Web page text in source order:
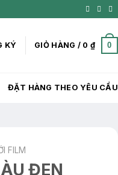
KÝ GIỎ HÀNG / 0 ₫ 0
ĐẶT HÀNG THEO YÊU CẦU
FILM
ĐEN